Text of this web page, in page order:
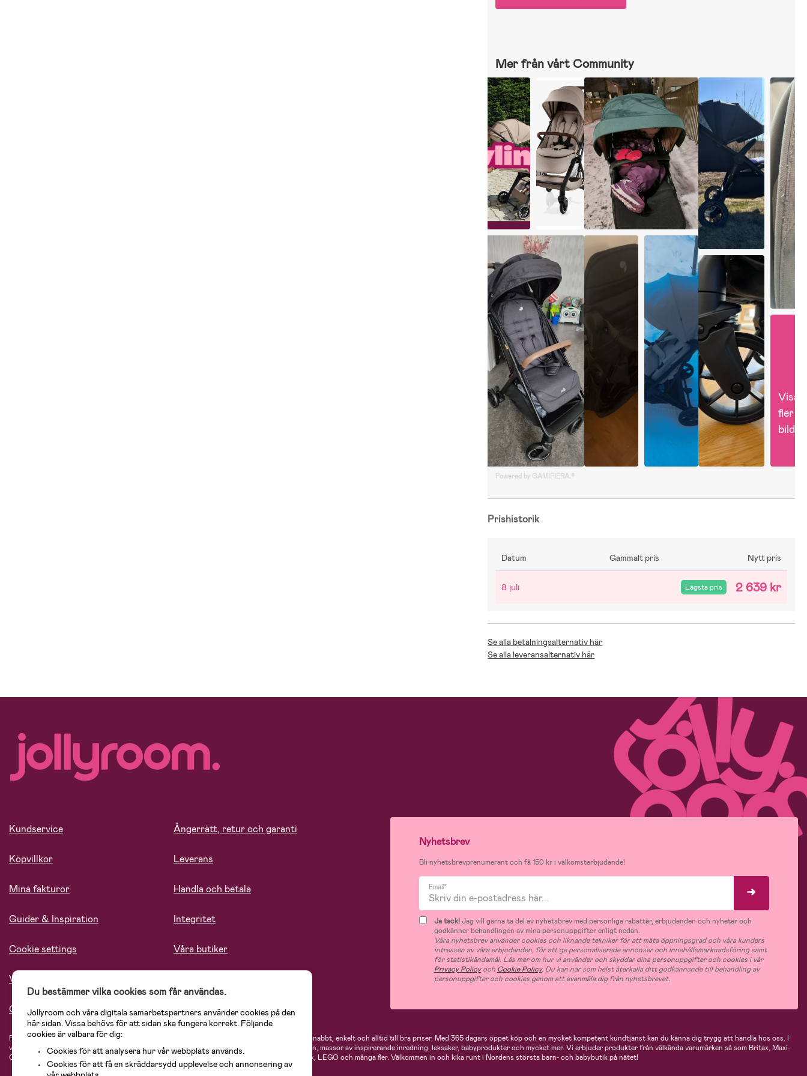
Mer från vårt Community
Visa
fler
bilder
Powered by GAMIFIERA.®
Prishistorik
Datum Gammalt pris Nytt pris
8 juli Lägsta pris 2 639 kr
Se alla betalningsalternativ här
Se alla leveransalternativ här
Kundservice
Köpvillkor
Mina fakturor
Guider & Inspiration
Cookie settings
Vårt ansvar
Om oss
Ångerrätt, retur och garanti
Leverans
Handla och betala
Integritet
Våra butiker
Nyhetsbrev
Bli nyhetsbrevprenumerant och få 150 kr i välkomsterbjudande!
Email*
Ja tack!Jag vill gärna ta del av nyhetsbrev med personliga rabatter, erbjudanden och nyheter och
godkänner behandlingen av mina personuppgifter enligt nedan.
Våra nyhetsbrev använder cookies och liknande tekniker för att mäta öppningsgrad och våra kunders
intressen av våra erbjudanden, för att ge personaliserade annonser och innehållsmarknadsföring samt
för statistikändamål. Läs mer om hur vi använder och skyddar dina personuppgifter och cookies i vår
Privacy Policyoch Cookie Policy. Du kan när som helst återkalla ditt godkännande till behandling av
personuppgifter och cookies genom att avanmäla dig från nyhetsbrevet.
På Jollyroom.se hittar du ett stort utbud av produkter för barnfamiljen. Hos oss handlar du snabbt, enkelt och alltid till bra priser. Med 365 dagars öppet köp och en mycket kompetent kundtjänst kan du känna dig trygg att handla hos oss. I
vårt sortiment hittar du barnvagnar, bilstolar, kläder för barn och baby, produkter för mamman, massor av inspirerande inredning, leksaker, babyprodukter och mycket mer. Vi erbjuder produkter från välkända varumärken så som Britax, Maxi-
Cosi, Baby Jogger, BabyBjörn, Didriksons, KidKraft, Ergobaby, Philips Avent, Neonate, Cybex, LEGO och många fler. Välkommen in och kika runt i Nordens största barn- och babybutik på nätet!
Du bestämmer vilka cookies som får användas.
Jollyroom och våra digitala samarbetspartners använder cookies på den
här sidan. Vissa behövs för att sidan ska fungera korrekt. Följande
cookies är valbara för dig:
Cookies för att analysera hur vår webbplats används.
Cookies för att få en skräddarsydd upplevelse och annonsering av